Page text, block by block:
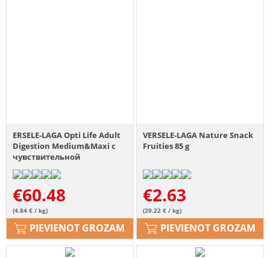
ERSELE-LAGA Opti Life Adult
Digestion Medium&Maxi с
чувствительной
пищеварительной
системой Ягненок 12,5 кг
€60.48
(4.84 € / kg)
PIEVIENOT GROZAM
VERSELE-LAGA Nature Snack
Fruities 85 g
€2.63
(29.22 € / kg)
PIEVIENOT GROZAM